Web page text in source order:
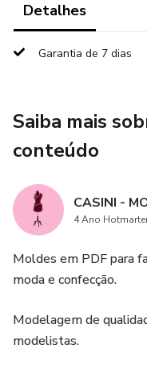
☆ Impressão Plotter -
☆ Impressão A4 - 30
são testados e
aconselhado a
medidas e vestibilidade
gostos.⁣
• Possui FICHA
COSTURA, TABELA
MODELO
Plataforma.⁣⁣
Detalhes
Garantia de 7 dias
Saiba mais
conteúdo
CASINI -
4 Ano
Moldes em PDF para
moda e confecção.
Modelagem de
modelistas.